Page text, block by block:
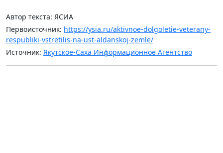
Автор текста: ЯСИА
Первоисточник: https://ysia.ru/aktivnoe-dolgoletie-veterany-
respubliki-vstretilis-na-ust-aldanskoj-zemle/
Источник: Якутское-Саха Информационное Агентство